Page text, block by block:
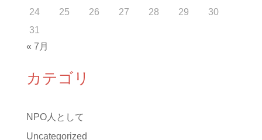
24
25 26 27 28 29
30
31
« 7月
カテゴリ
NPO人として
Uncategorized